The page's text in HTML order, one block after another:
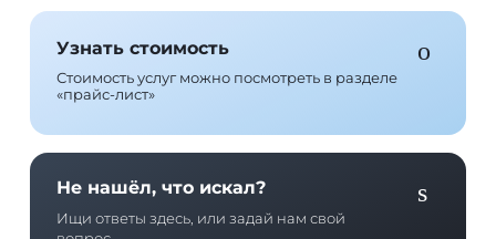
Узнать стоимость
Стоимость услуг можно посмотреть в разделе
«прайс-лист»
Не нашёл, что искал?
Ищи ответы здесь, или задай нам свой